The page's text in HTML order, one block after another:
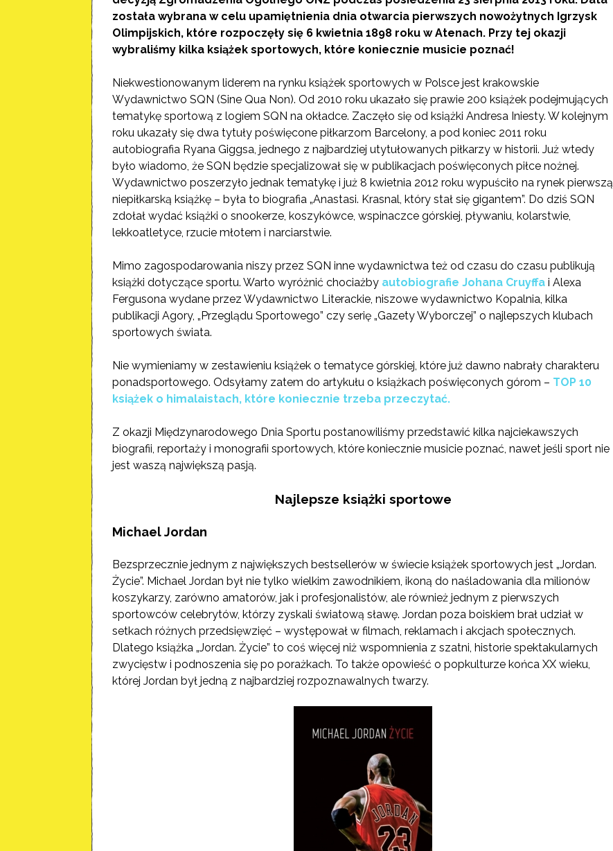
została wybrana w celu upamiętnienia dnia otwarcia pierwszych nowożytnych Igrzysk
Olimpijskich, które rozpoczęły się 6 kwietnia 1898 roku w Atenach. Przy tej okazji
wybraliśmy kilka książek sportowych, które koniecznie musicie poznać!
Niekwestionowanym liderem na rynku książek sportowych w Polsce jest krakowskie
Wydawnictwo SQN (Sine Qua Non). Od 2010 roku ukazało się prawie 200 książek podejmujących
tematykę sportową z logiem SQN na okładce. Zaczęło się od książki Andresa Iniesty. W kolejnym
roku ukazały się dwa tytuły poświęcone piłkarzom Barcelony, a pod koniec 2011 roku
autobiografia Ryana Giggsa, jednego z najbardziej utytułowanych piłkarzy w historii. Już wtedy
było wiadomo, że SQN będzie specjalizował się w publikacjach poświęconych piłce nożnej.
Wydawnictwo poszerzyło jednak tematykę i już 8 kwietnia 2012 roku wypuściło na rynek pierwszą
niepiłkarską książkę – była to biografia „Anastasi. Krasnal, który stał się gigantem”. Do dziś SQN
zdołał wydać książki o snookerze, koszykówce, wspinaczce górskiej, pływaniu, kolarstwie,
lekkoatletyce, rzucie młotem i narciarstwie.
Mimo zagospodarowania niszy przez SQN inne wydawnictwa też od czasu do czasu publikują
książki dotyczące sportu. Warto wyróżnić chociażby autobiografie Johana Cruyffa i Alexa
Fergusona wydane przez Wydawnictwo Literackie, niszowe wydawnictwo Kopalnia, kilka
publikacji Agory, „Przeglądu Sportowego” czy serię „Gazety Wyborczej” o najlepszych klubach
sportowych świata.
Nie wymieniamy w zestawieniu książek o tematyce górskiej, które już dawno nabrały charakteru
ponadsportowego. Odsyłamy zatem do artykułu o książkach poświęconych górom – TOP 10
książek o himalaistach, które koniecznie trzeba przeczytać.
Z okazji Międzynarodowego Dnia Sportu postanowiliśmy przedstawić kilka najciekawszych
biografii, reportaży i monografii sportowych, które koniecznie musicie poznać, nawet jeśli sport nie
jest waszą największą pasją.
Najlepsze książki sportowe
Michael Jordan
Bezsprzecznie jednym z największych bestsellerów w świecie książek sportowych jest „Jordan.
Życie”. Michael Jordan był nie tylko wielkim zawodnikiem, ikoną do naśladowania dla milionów
koszykarzy, zarówno amatorów, jak i profesjonalistów, ale również jednym z pierwszych
sportowców celebrytów, którzy zyskali światową sławę. Jordan poza boiskiem brał udział w
setkach różnych przedsięwzięć – występował w filmach, reklamach i akcjach społecznych.
Dlatego książka „Jordan. Życie” to coś więcej niż wspomnienia z szatni, historie spektakularnych
zwycięstw i podnoszenia się po porażkach. To także opowieść o popkulturze końca XX wieku,
której Jordan był jedną z najbardziej rozpoznawalnych twarzy.